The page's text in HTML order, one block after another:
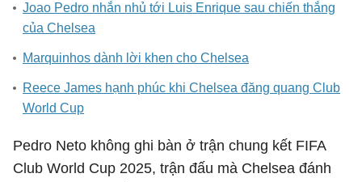
Joao Pedro nhắn nhủ tới Luis Enrique sau chiến thắng
của Chelsea
Marquinhos dành lời khen cho Chelsea
Reece James hạnh phúc khi Chelsea đăng quang Club
World Cup
Pedro Neto không ghi bàn ở trận chung kết FIFA
Club World Cup 2025, trận đấu mà Chelsea đánh